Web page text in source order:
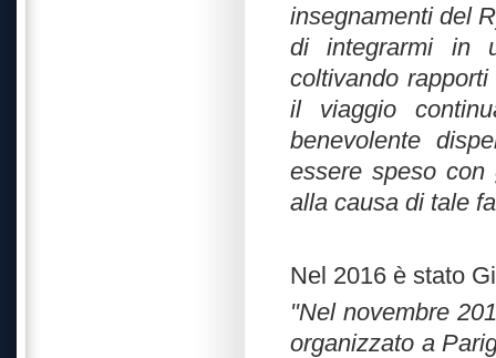
insegnamenti del
di integrarmi in
coltivando
il viaggio
benevolente
essere speso con
alla causa di tale
Nel 2016 è stato
"Nel novembre
organizzato a